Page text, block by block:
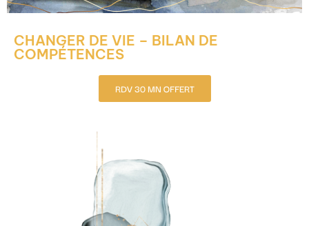
CHANGER DE VIE – BILAN DE
COMPÉTENCES
RDV 30 MN OFFERT